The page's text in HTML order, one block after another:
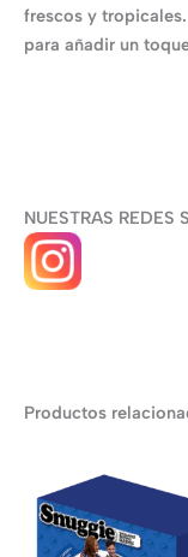
frescos y
para añadir un
NUESTRAS REDES
Productos